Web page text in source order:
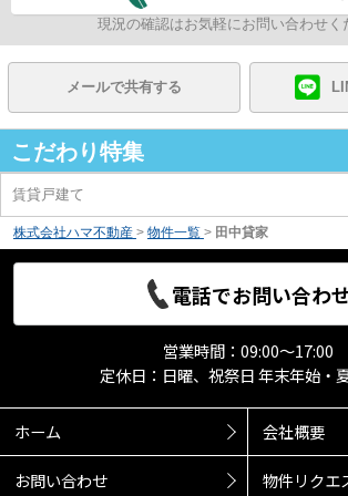
現況の確認はお気軽にお問い合わせく
メールで共有する
こだわり特集
賃貸戸建て
株式会社ハマ不動産 > 物件一覧 > 田中貸家
電話でお問い合わ
営業時間：09:00～17:00
定休日：日曜、祝祭日 年末年始・
ホーム 会社概要
お問い合わせ 物件リクエ